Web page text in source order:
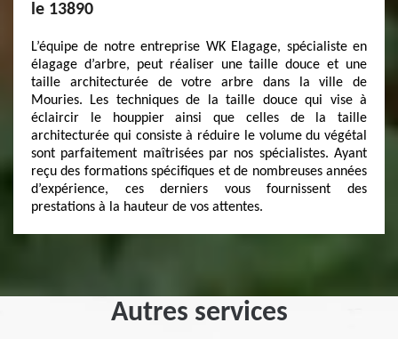
le 13890
L’équipe de notre entreprise WK Elagage, spécialiste en
élagage d’arbre, peut réaliser une taille douce et une
taille architecturée de votre arbre dans la ville de
Mouries. Les techniques de la taille douce qui vise à
éclaircir le houppier ainsi que celles de la taille
architecturée qui consiste à réduire le volume du végétal
sont parfaitement maîtrisées par nos spécialistes. Ayant
reçu des formations spécifiques et de nombreuses années
d’expérience, ces derniers vous fournissent des
prestations à la hauteur de vos attentes.
Autres services